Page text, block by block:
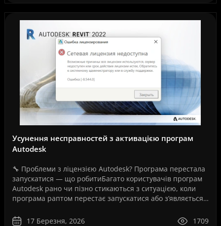
Усунення несправностей з активацією програм
Autodesk
🔧 Проблеми з ліцензією Autodesk? Програма перестала
запускатися — що робитиБагато користувачів програм
Autodesk рано чи пізно стикаються з ситуацією, коли
програма раптом перестає запускатися або з’являється
17 Березня, 2026
1709